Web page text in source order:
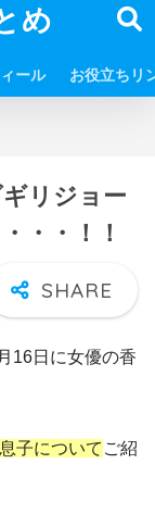
め
ール お役立ちリ
リジョー
・・！！
16日に女優の香
子について ご紹